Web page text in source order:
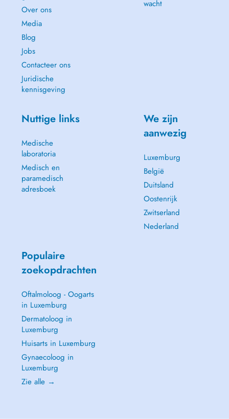
Over ons
Media
Blog
Jobs
Contacteer ons
Juridische
kennisgeving
wacht
Nuttige links
Medische
laboratoria
Medisch en
paramedisch
adresboek
We zijn
aanwezig
Luxemburg
België
Duitsland
Oostenrijk
Zwitserland
Nederland
Populaire
zoekopdrachten
Oftalmoloog - Oogarts
in Luxemburg
Dermatoloog in
Luxemburg
Huisarts in Luxemburg
Gynaecoloog in
Luxemburg
Zie alle →